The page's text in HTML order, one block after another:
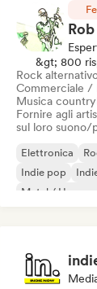
&gt; 800
Rock
Commerciale /
Musica country
Fornire agli
sul loro suono/
Elettronica
Indie pop
Metal / Heavy